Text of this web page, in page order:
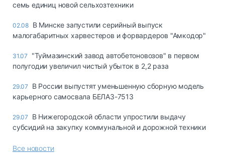
семь единиц новой сельхозтехники
02.08 В Минске запустили серийный выпуск
малогабаритных харвестеров и форвардеров "Амкодор"
31.07
"Туймазинский завод автобетоновозов" в первом
полугодии увеличил чистый убыток в 2,2 раза
29.07
В России выпустят уменьшенную сборную модель
карьерного самосвала БЕЛАЗ-7513
29.07
В Нижегородской области упростили выдачу
субсидий на закупку коммунальной и дорожной техники
Все новости